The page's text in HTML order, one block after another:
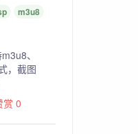
m3u8
、
，截图
0